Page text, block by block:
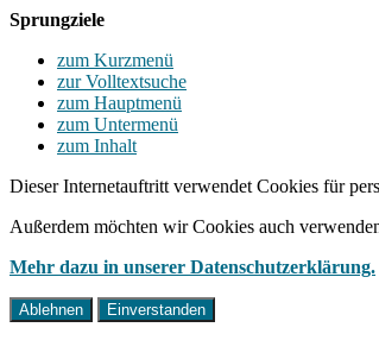
Sprungziele
zum Kurzmenü
zur Volltextsuche
zum Hauptmenü
zum Untermenü
zum Inhalt
Dieser Internetauftritt verwendet Cookies für
Außerdem möchten wir Cookies auch
Mehr dazu in unserer Datenschutzerklärung.
Ablehnen Einverstanden